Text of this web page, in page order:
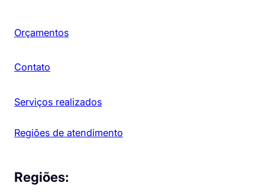
Orçamentos
Contato
Serviços realizados
Regiões de atendimento
Regiões: